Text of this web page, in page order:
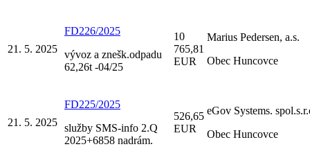
21. 5. 2025
FD226/2025
vývoz a znešk.odpadu
62,26t -04/25
10
765,81
EUR
Marius Pedersen, a.s.
Obec Huncovce
21. 5. 2025
FD225/2025
služby SMS-info 2.Q
2025+6858 nadrám.
526,65
EUR
eGov Systems.
Obec Huncovce